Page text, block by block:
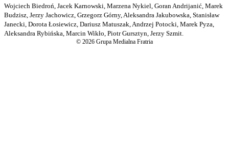
Wojciech Biedroń, Jacek Karnowski, Marzena Nykiel, Goran Andrijanić, Marek
Budzisz, Jerzy Jachowicz, Grzegorz Górny, Aleksandra Jakubowska, Stanisław
Janecki, Dorota Łosiewicz, Dariusz Matuszak, Andrzej Potocki, Marek Pyza,
Aleksandra Rybińska, Marcin Wikło, Piotr Gursztyn, Jerzy Szmit.
© 2026 Grupa Medialna Fratria